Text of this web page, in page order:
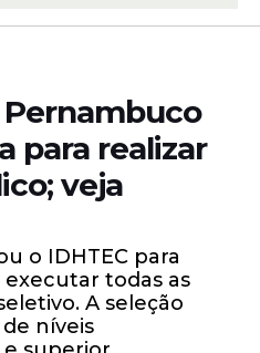
para realizar
veja
o IDHTEC para
todas as
A seleção
níveis